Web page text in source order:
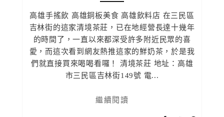
高雄手搖飲 高雄銅板美食 高雄飲料店 在三民區
吉林街的這家清境茶莊，已在地經營長達十幾年
的時間了，一直以來都深受許多附近民眾的喜
愛，而這次看到網友熱推這家的鮮奶茶，於是我
們就直接買來喝喝看囉！ 清境茶莊 地址：高雄
市三民區吉林街149號 電...
繼續閱讀